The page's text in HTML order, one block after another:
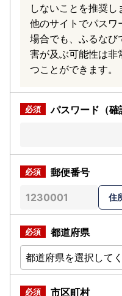
しないことを推奨し
他のサイトでパスワ
場合でも、ふるなび
害が及ぶ可能性は非
つことができます。
パスワード（確
郵便番号
都道府県
市区町村